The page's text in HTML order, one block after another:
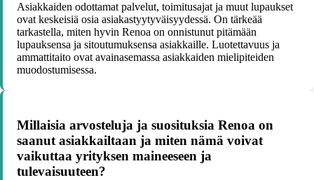
Asiakkaiden odottamat palvelut, toimitusajat ja muut lupaukset
ovat keskeisiä osia asiakastyytyväisyydessä. On tärkeää
tarkastella, miten hyvin Renoa on onnistunut pitämään
lupauksensa ja sitoutumuksensa asiakkaille. Luotettavuus ja
ammattitaito ovat avainasemassa asiakkaiden mielipiteiden
muodostumisessa.
Millaisia arvosteluja ja suosituksia Renoa on
saanut asiakkailtaan ja miten nämä voivat
vaikuttaa yrityksen maineeseen ja
tulevaisuuteen?